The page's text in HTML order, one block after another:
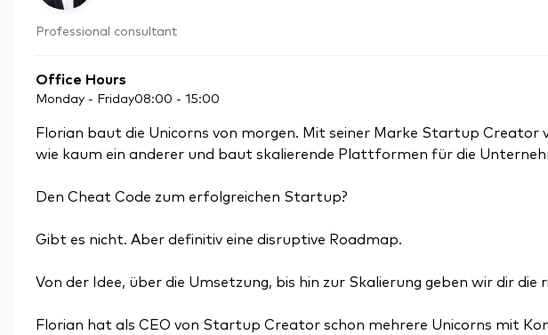
Professional consultant
Office Hours
Monday - Friday08:00 - 15:00
Florian baut die Unicorns von morgen. Mit seiner Marke Startup Creator
wie kaum ein anderer und baut skalierende Plattformen für die
Den Cheat Code zum erfolgreichen Startup?
Gibt es nicht. Aber definitiv eine disruptive Roadmap.
Von der Idee, über die Umsetzung, bis hin zur Skalierung geben wir dir die
Florian hat als CEO von Startup Creator schon mehrere Unicorns mit